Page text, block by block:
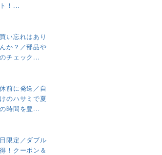
！...
い忘れはあり
か？／部品や
チェック...
前に発送／自
のハサミで夏
時間を豊...
限定／ダブル
！クーポン＆